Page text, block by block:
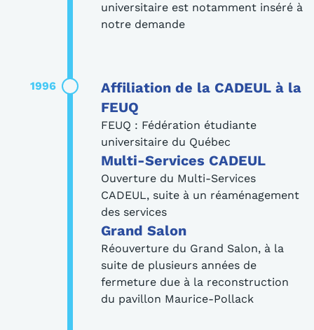
universitaire est notamment inséré à
notre demande
1996
Affiliation de la CADEUL à la
FEUQ
FEUQ : Fédération étudiante
universitaire du Québec
Multi-Services CADEUL
Ouverture du Multi-Services
CADEUL, suite à un réaménagement
des services
Grand Salon
Réouverture du Grand Salon, à la
suite de plusieurs années de
fermeture due à la reconstruction
du pavillon Maurice-Pollack